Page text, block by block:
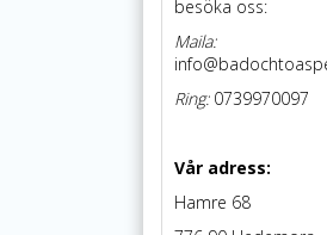
besöka oss:
Maila:
Ring:0739970097
Vår adress:
Hamre 68